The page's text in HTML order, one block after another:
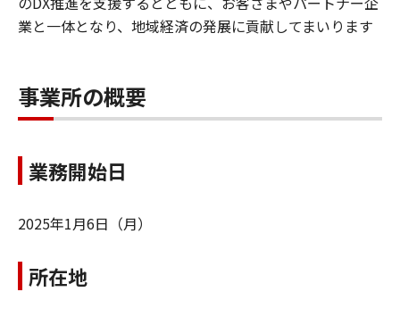
業と一体となり、地域経済の発展に貢献してまいります
事業所の概要
業務開始日
2025年1月6日（月）
所在地